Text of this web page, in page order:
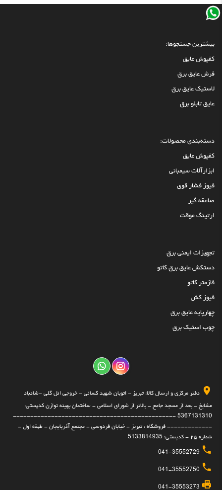
بیشترین جستجوها:
کفپوش عایق
فرش عایق برق
لاستیک عایق برق
عایق تابلو برق
دسته‌بندی محصولات:
کفپوش عایق
ابزارآلات سیمبانی
فیوز فشار قوی
صاعقه گیر
ارتینگ موقت
تجهیزات ایمنی برق
دستکش عایق برق کاتو
فازمتر کاتو
فیوز کش
چهارپایه عایق برق
چوب استیک برق
دفتر مرکزی و ارسال کالا: تبریز - اتوبان شهید کسائی - خروجی ائل گلی -شادباد
مشایخ - بعد از مسجد جامع - بالاتر از شورای اسلامی - ساختمان بهینه توازن کدپستی:
5367131310 -----------------------------------------------
------------- فروشگاه : تبریز - خیابان فردوسی - مجتمع آذربایجان - طبقه اول -
شماره ۲۵ - کدپستی: 5133814935
041-35552729
041-35552750
041-35553273